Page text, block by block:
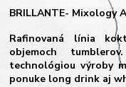
BRILLANTE- Mixology
Rafinovaná línia
objemoch
technológiou výroby
ponuke long drink aj